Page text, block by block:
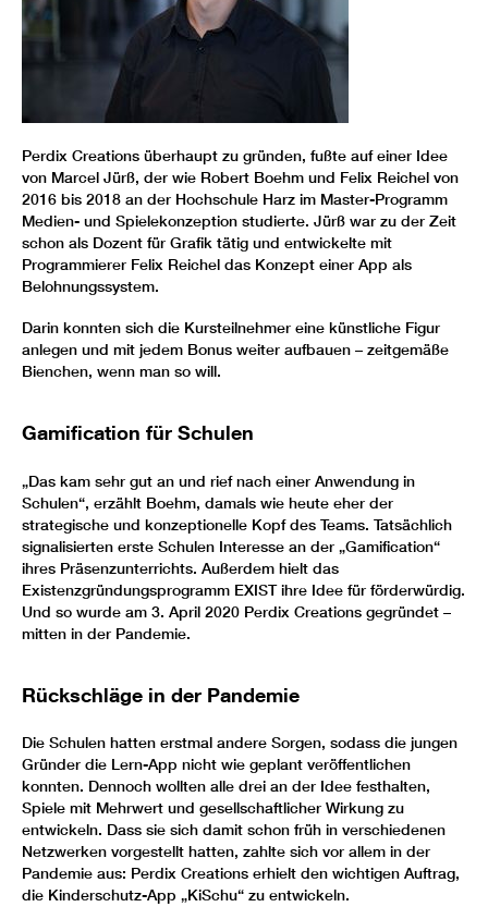
Perdix Creations überhaupt zu gründen, fußte auf einer Idee
von Marcel Jürß, der wie Robert Boehm und Felix Reichel von
2016 bis 2018 an der Hochschule Harz im Master-Programm
Medien- und Spielekonzeption studierte. Jürß war zu der Zeit
schon als Dozent für Grafik tätig und entwickelte mit
Programmierer Felix Reichel das Konzept einer App als
Belohnungssystem.
Darin konnten sich die Kursteilnehmer eine künstliche Figur
anlegen und mit jedem Bonus weiter aufbauen – zeitgemäße
Bienchen, wenn man so will.
Gamification für Schulen
„Das kam sehr gut an und rief nach einer Anwendung in
Schulen“, erzählt Boehm, damals wie heute eher der
strategische und konzeptionelle Kopf des Teams. Tatsächlich
signalisierten erste Schulen Interesse an der „Gamification“
ihres Präsenzunterrichts. Außerdem hielt das
Existenzgründungsprogramm EXIST ihre Idee für förderwürdig.
Und so wurde am 3. April 2020 Perdix Creations gegründet –
mitten in der Pandemie.
Rückschläge in der Pandemie
Die Schulen hatten erstmal andere Sorgen, sodass die jungen
Gründer die Lern-App nicht wie geplant veröffentlichen
konnten. Dennoch wollten alle drei an der Idee festhalten,
Spiele mit Mehrwert und gesellschaftlicher Wirkung zu
entwickeln. Dass sie sich damit schon früh in verschiedenen
Netzwerken vorgestellt hatten, zahlte sich vor allem in der
Pandemie aus: Perdix Creations erhielt den wichtigen Auftrag,
die Kinderschutz-App „KiSchu“ zu entwickeln.